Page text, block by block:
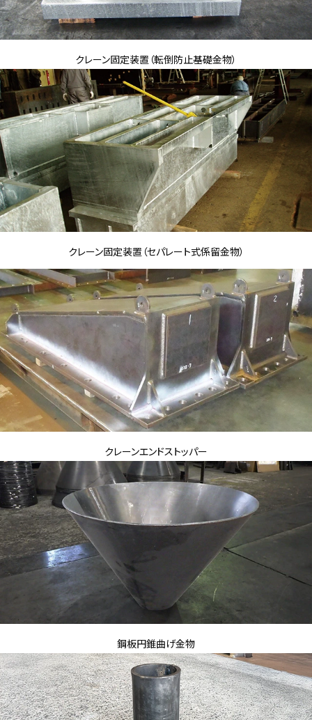
クレーン固定装置（転倒防止基礎金物）
クレーン固定装置（セパレート式係留金物）
クレーンエンドストッパー
鋼板円錐曲げ金物